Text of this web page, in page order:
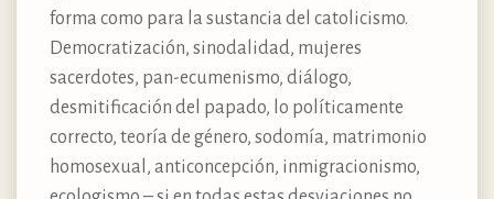
forma como para la sustancia del catolicismo.
Democratización, sinodalidad, mujeres
sacerdotes, pan-ecumenismo, diálogo,
desmitificación del papado, lo políticamente
correcto, teoría de género, sodomía, matrimonio
homosexual, anticoncepción, inmigracionismo,